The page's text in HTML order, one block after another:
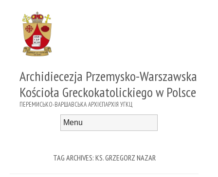
Archidiecezja Przemysko-Warszawska
Kościoła Greckokatolickiego w Polsce
ПЕРЕМИСЬКО-ВАРШАВСЬКА АРХІЄПАРХІЯ УГКЦ
TAG ARCHIVES: KS. GRZEGORZ NAZAR